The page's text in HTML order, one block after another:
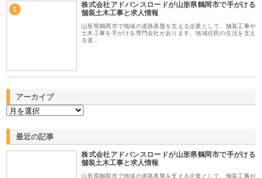
1
株式会社アドバンスロードが山形県鶴岡市で手がける
舗装土木工事と求人情報
山形県鶴岡市で地域の道路基盤を支える企業として、舗装工事や
土木工事を手がける専門会社があります。地域住民の生活を支え
る道…
アーカイブ
最近の記事
株式会社アドバンスロードが山形県鶴岡市で手がける
舗装土木工事と求人情報
山形県鶴岡市で地域の道路基盤を支える企業として、舗装工事や